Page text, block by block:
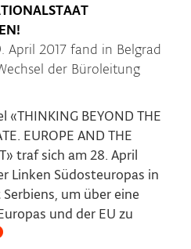
April 2017 fand in Belgrad
der Büroleitung
«THINKING BEYOND THE
EUROPE AND THE
traf sich am 28. April
Linken Südosteuropas in
um über eine
und der EU zu